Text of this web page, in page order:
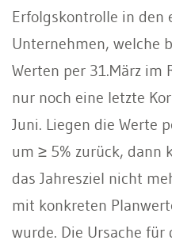
Erfolgskontrolle in den
Unternehmen, welche
Werten per 31.März im
nur noch eine letzte
Juni. Liegen die Werte
um ≥ 5% zurück, dann
das Jahresziel nicht
mit konkreten
wurde. Die Ursache für